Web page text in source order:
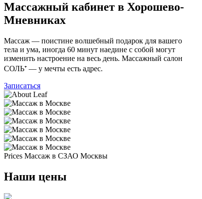
Массажный кабинет в Хорошево-
Мневниках
Массаж — поистине волшебный подарок для вашего
тела и ума, иногда 60 минут наедине с собой могут
изменить настроение на весь день. Массажный салон
СОЛЬ⁺ — у мечты есть адрес.
Записаться
Prices Массаж в СЗАО Москвы
Наши цены